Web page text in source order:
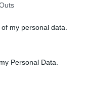
my personal data.
Personal Data.